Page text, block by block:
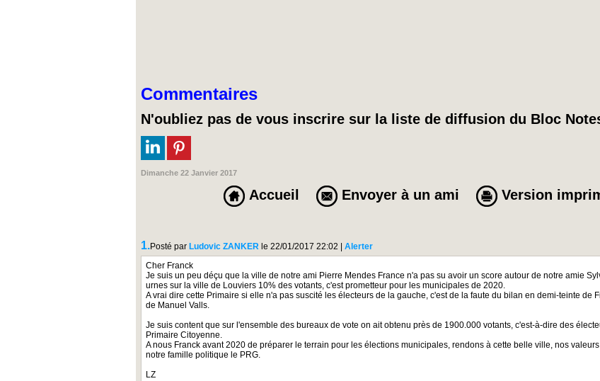
Commentaires
N'oubliez pas de vous inscrire sur la liste de diffusion du Bloc
Dimanche 22 Janvier 2017
Accueil Envoyer à un ami Version
1.Posté par Ludovic ZANKER le 22/01/2017 22:02
Alerter
Cher Franck
Je suis un peu déçu que la ville de notre ami Pierre Mendes France n'a pas su avoir un score autour de notre amie
urnes sur la ville de Louviers 10% des votants, c'est prometteur pour les municipales de 2020.
A vrai dire cette Primaire si elle n'a pas suscité les électeurs de la gauche, c'est de la faute du bilan en demi-teinte de
de Manuel Valls.
Je suis content que sur l'ensemble des bureaux de vote on ait obtenu près de 1900.000 votants, c'est-à-dire des
Primaire Citoyenne.
A nous Franck avant 2020 de préparer le terrain pour les élections municipales, rendons à cette belle ville, nos
notre famille politique le PRG.
LZ